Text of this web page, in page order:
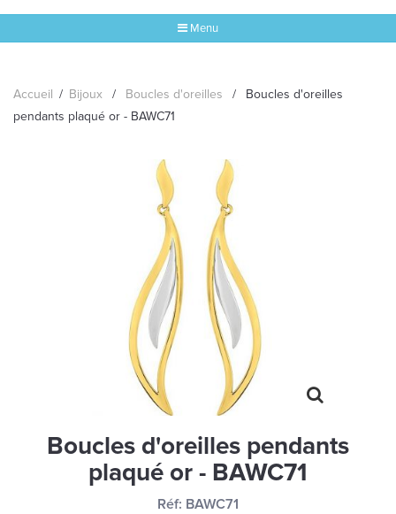
Menu
MARQUES
MONTRES
LES GEORGETTES
SWAROVSKI
BONNES AFFAIRES
CARTES CADEAUX
IDÉE CADEAUX
QUI SOMMES NOUS
Accueil / Bijoux / Boucles d'oreilles /
Boucles d'oreilles
pendants plaqué or - BAWC71
Boucles d'oreilles pendants
plaqué or - BAWC71
Réf: BAWC71